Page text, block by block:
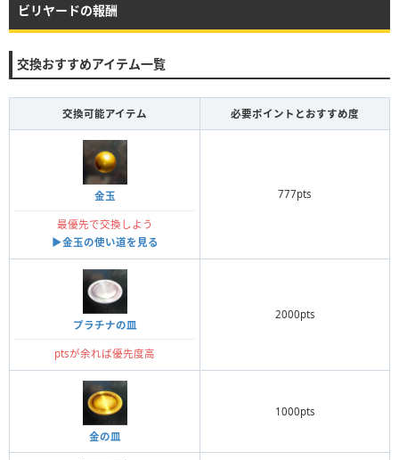
ビリヤードの報酬
交換おすすめアイテム一覧
交換可能アイテム 必要ポイントとおすすめ度
金玉
最優先で交換しよう
▶︎金玉の使い道を見る
777pts
プラチナの皿
ptsが余れば優先度高
2000pts
金の皿
1000pts